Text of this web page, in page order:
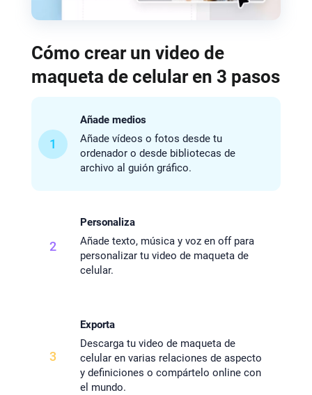
Cómo crear un video de
maqueta de celular en 3 pasos
1
Añade medios
Añade vídeos o fotos desde tu
ordenador o desde bibliotecas de
archivo al guión gráfico.
2
Personaliza
Añade texto, música y voz en off para
personalizar tu video de maqueta de
celular.
3
Exporta
Descarga tu video de maqueta de
celular en varias relaciones de aspecto
y definiciones o compártelo online con
el mundo.